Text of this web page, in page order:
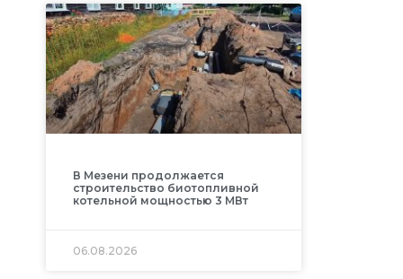
В Мезени продолжается
строительство биотопливной
котельной мощностью 3 МВт
06.08.2026